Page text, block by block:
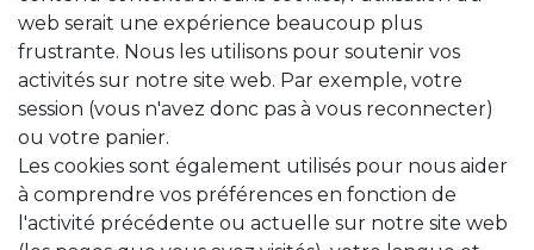
web serait une expérience beaucoup plus
frustrante. Nous les utilisons pour soutenir vos
activités sur notre site web. Par exemple, votre
session (vous n'avez donc pas à vous reconnecter)
ou votre panier.
Les cookies sont également utilisés pour nous aider
à comprendre vos préférences en fonction de
l'activité précédente ou actuelle sur notre site web